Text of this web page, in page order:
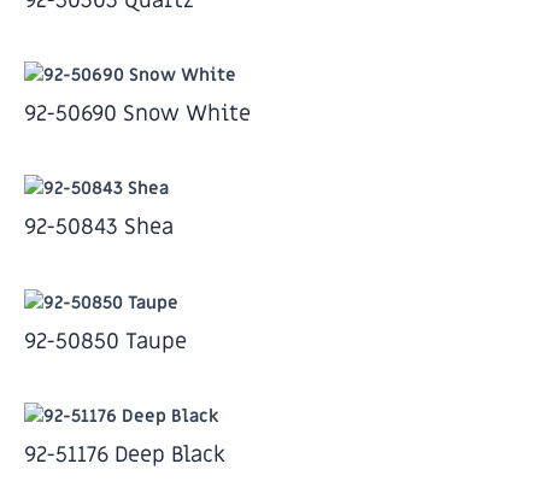
92-50690 Snow White
92-50843 Shea
92-50850 Taupe
92-51176 Deep Black